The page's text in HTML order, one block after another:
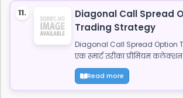
11.
Diagonal Call Spread
Trading Strategy
Diagonal Call Spread Option
एक स्मार्ट तरीका प्रीमियम
Read more